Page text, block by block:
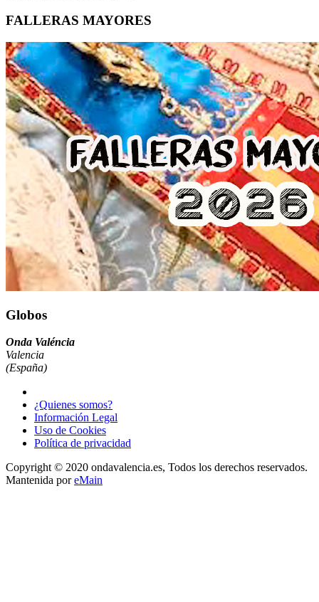
FALLERAS MAYORES
Globos
Onda Valéncia
Valencia
(España)
¿Quienes somos?
Información Legal
Uso de Cookies
Política de privacidad
Copyright © 2020 ondavalencia.es, Todos los derechos reservados.
Mantenida poreMain